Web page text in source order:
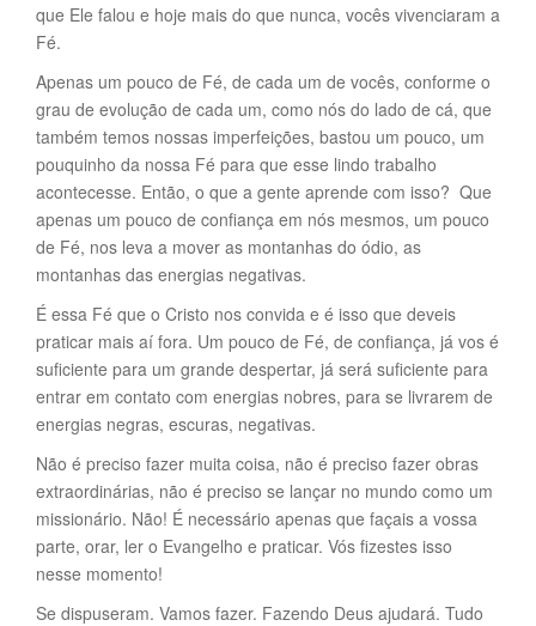
que Ele falou e hoje mais do que nunca, vocês vivenciaram a
Fé.
Apenas um pouco de Fé, de cada um de vocês, conforme o
grau de evolução de cada um, como nós do lado de cá, que
também temos nossas imperfeições, bastou um pouco, um
pouquinho da nossa Fé para que esse lindo trabalho
acontecesse. Então, o que a gente aprende com isso? Que
apenas um pouco de confiança em nós mesmos, um pouco
de Fé, nos leva a mover as montanhas do ódio, as
montanhas das energias negativas.
É essa Fé que o Cristo nos convida e é isso que deveis
praticar mais aí fora. Um pouco de Fé, de confiança, já vos é
suficiente para um grande despertar, já será suficiente para
entrar em contato com energias nobres, para se livrarem de
energias negras, escuras, negativas.
Não é preciso fazer muita coisa, não é preciso fazer obras
extraordinárias, não é preciso se lançar no mundo como um
missionário. Não! É necessário apenas que façais a vossa
parte, orar, ler o Evangelho e praticar. Vós fizestes isso
nesse momento!
Se dispuseram. Vamos fazer. Fazendo Deus ajudará. Tudo